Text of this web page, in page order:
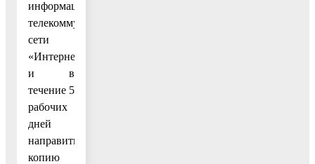
информационно-
телекоммуникационной
сети
«Интернет»
и в
течение 5
рабочих
дней
направить
копию